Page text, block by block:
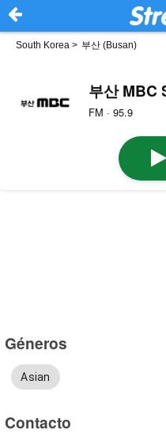
South Korea > 부산 (Busan)
부산 MBC
FM · 95.9
Géneros
Asian
Contacto